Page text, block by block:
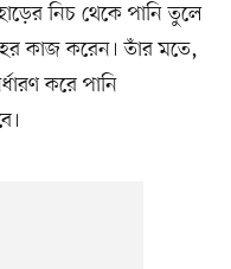
নিচ থেকে পানি তুলে
কাজ করেন। তাঁর মতে,
করে পানি